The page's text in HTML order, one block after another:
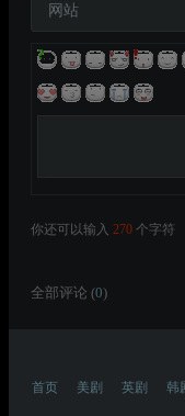
网站
你还可以输入 270 个字符
全部评论 (0)
首页 美剧 英剧 韩